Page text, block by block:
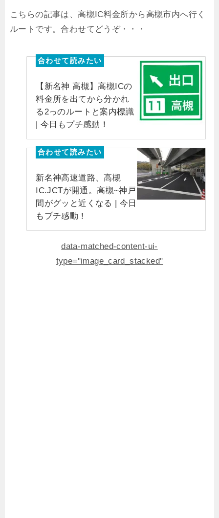
こちらの記事は、高槻IC料金所から高槻市内へ行く
ルートです。合わせてどうぞ・・・
【新名神 高槻】高槻ICの
料金所を出てから分かれ
る2っのルートと案内標識
| 今日もプチ感動！
新名神高速道路、高槻
IC.JCTが開通。高槻~神戸
間がグッと近くなる | 今日
もプチ感動！
data-matched-content-ui-
type="image_card_stacked"